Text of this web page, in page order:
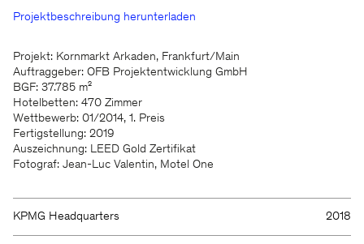
Projektbeschreibung herunterladen
Projekt: Kornmarkt Arkaden, Frankfurt/Main
Auftraggeber: OFB Projektentwicklung GmbH
BGF: 37.785 m²
Hotelbetten: 470 Zimmer
Wettbewerb: 01/2014, 1. Preis
Fertigstellung: 2019
Auszeichnung: LEED Gold Zertifikat
Fotograf: Jean-Luc Valentin, Motel One
KPMG Headquarters 2018